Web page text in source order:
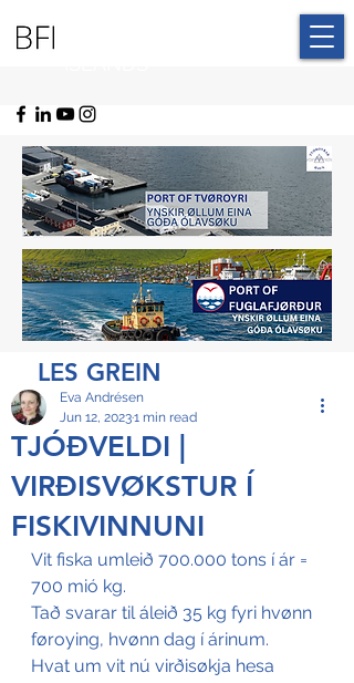
LES GREIN
TJÓÐVELDI |
VIRÐISVØKSTUR Í
FISKIVINNUNI
Eva Andrésen
Jun 12, 20231 min read
Vit fiska umleið 700.000 tons í ár =
700 mió kg.
Tað svarar til áleið 35 kg fyri hvønn
føroying, hvønn dag í árinum.
Hvat um vit nú virðisøkja hesa